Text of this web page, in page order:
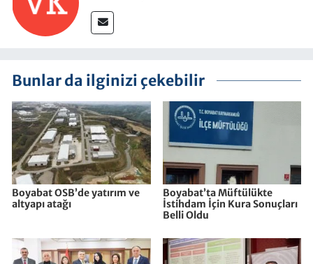
Bunlar da ilginizi çekebilir
Boyabat OSB’de yatırım ve
altyapı atağı
Boyabat’ta Müftülükte
İstihdam İçin Kura Sonuçları
Belli Oldu